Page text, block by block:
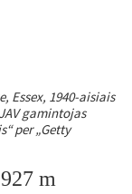
Essex, 1940-aisiais
gamintojas
per „Getty
m